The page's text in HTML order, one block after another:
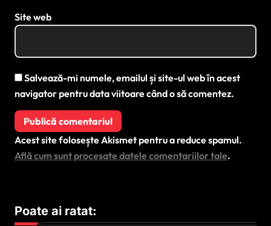
Site web
Salvează-mi numele, emailul și site-ul web în acest
navigator pentru data viitoare când o să comentez.
Acest site folosește Akismet pentru a reduce spamul.
Află cum sunt procesate datele comentariilor tale.
Poate ai ratat: